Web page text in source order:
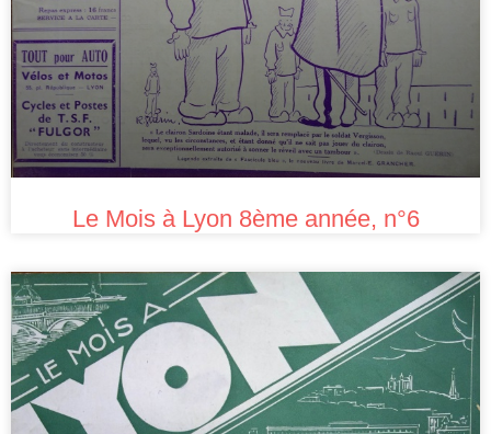
Le Mois à Lyon 8ème année, n°6